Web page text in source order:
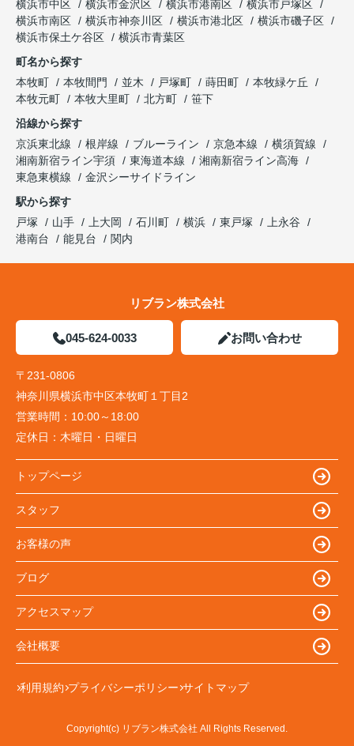
横浜市中区
横浜市金沢区 横浜市港南区
横浜市戸塚区
横浜市南区
横浜市神奈川区 横浜市港北区
横浜市磯子区
横浜市保土ケ谷区
横浜市青葉区
町名から探す
本牧町
本牧間門 並木 戸塚町 蒔田町
本牧緑ケ丘
本牧元町
本牧大里町 北方町
笹下
沿線から探す
京浜東北線
根岸線 ブルーライン 京急本線
横須賀線
湘南新宿ライン宇須
東海道本線
湘南新宿ライン高海
東急東横線
金沢シーサイドライン
駅から探す
戸塚
山手 上大岡 石川町 横浜 東戸塚
上永谷
港南台
能見台 関内
リブラン株式会社
045-624-0033 お問い合わせ
〒231-0806
神奈川県横浜市中区本牧町１丁目2
営業時間： 10:00～18:00
定休日： 木曜日・日曜日
トップページ
スタッフ
お客様の声
ブログ
アクセスマップ
会社概要
利用規約 プライバシーポリシー サイトマップ
Copyright(c) リブラン株式会社 All Rights Reserved.